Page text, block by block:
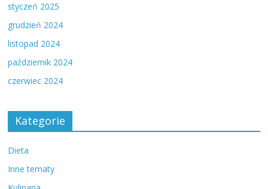
styczeń 2025
grudzień 2024
listopad 2024
październik 2024
czerwiec 2024
Kategorie
Dieta
Inne tematy